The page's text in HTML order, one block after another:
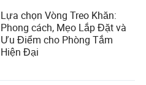
Lựa chọn Vòng Treo Khăn:
Phong cách, Mẹo Lắp Đặt và
Ưu Điểm cho Phòng Tắm
Hiện Đại